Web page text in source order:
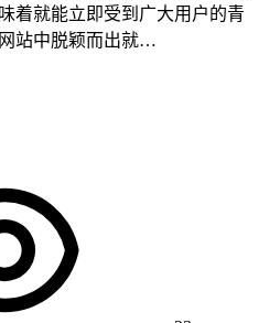
着就能立即受到广大用户的青
站中脱颖而出就…